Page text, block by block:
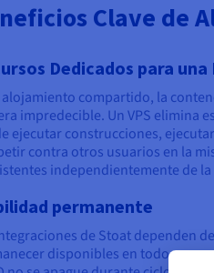
Clave de
Dedicados para
alojamiento compartido, la
impredecible. Un VPS elimina
ejecutar construcciones,
contra otros usuarios en la
independientemente de
permanente
de Stoat dependen
disponibles en todo